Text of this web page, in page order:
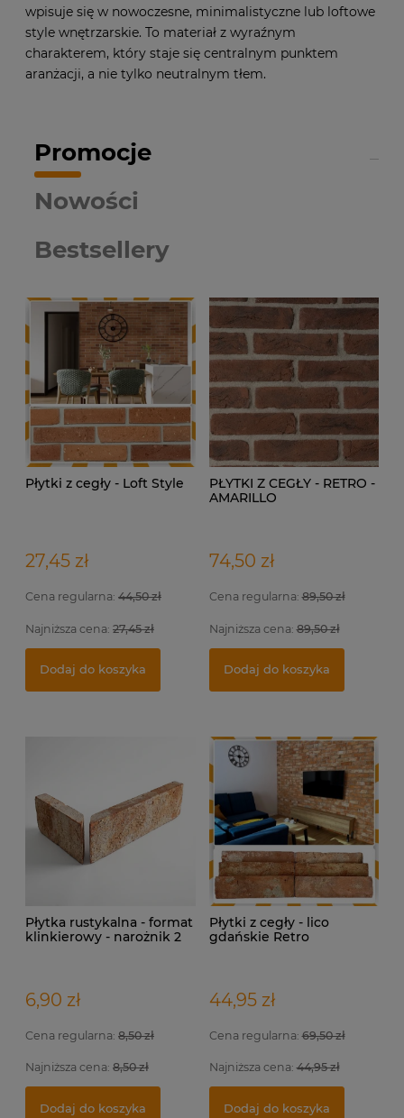
wpisuje się w nowoczesne, minimalistyczne lub loftowe
style wnętrzarskie. To materiał z wyraźnym
charakterem, który staje się centralnym punktem
aranżacji, a nie tylko neutralnym tłem.
Promocje
Nowości
Bestsellery
Płytki z cegły - Loft Style
27,45 zł
Cena regularna: 44,50 zł
Najniższa cena: 27,45 zł
Dodaj do koszyka
PŁYTKI Z CEGŁY - RETRO -
AMARILLO
74,50 zł
Cena regularna:89,50 zł
Najniższa cena:89,50 zł
Dodaj do koszyka
Płytka rustykalna - format
klinkierowy - narożnik 2
6,90 zł
Cena regularna: 8,50 zł
Najniższa cena: 8,50 zł
Dodaj do koszyka
Płytki z cegły - lico
gdańskie Retro
44,95 zł
Cena regularna:69,50 zł
Najniższa cena:44,95 zł
Dodaj do koszyka
Indywidualna wizualizacja projektu